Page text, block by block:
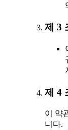
제 3
제 4
이 약
니다.